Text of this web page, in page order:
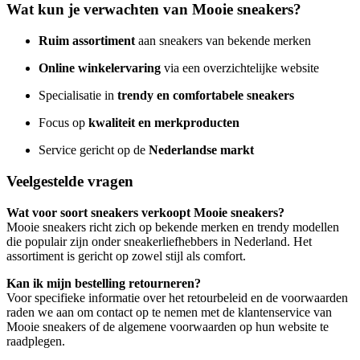
Wat kun je verwachten van Mooie sneakers?
Ruim assortiment aan sneakers van bekende merken
Online winkelervaring via een overzichtelijke website
Specialisatie in trendy en comfortabele sneakers
Focus op kwaliteit en merkproducten
Service gericht op de Nederlandse markt
Veelgestelde vragen
Wat voor soort sneakers verkoopt Mooie sneakers?
Mooie sneakers richt zich op bekende merken en trendy modellen
die populair zijn onder sneakerliefhebbers in Nederland. Het
assortiment is gericht op zowel stijl als comfort.
Kan ik mijn bestelling retourneren?
Voor specifieke informatie over het retourbeleid en de voorwaarden
raden we aan om contact op te nemen met de klantenservice van
Mooie sneakers of de algemene voorwaarden op hun website te
raadplegen.